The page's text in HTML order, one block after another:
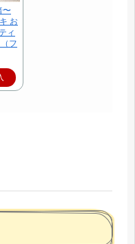
〜
お
ィ
フ